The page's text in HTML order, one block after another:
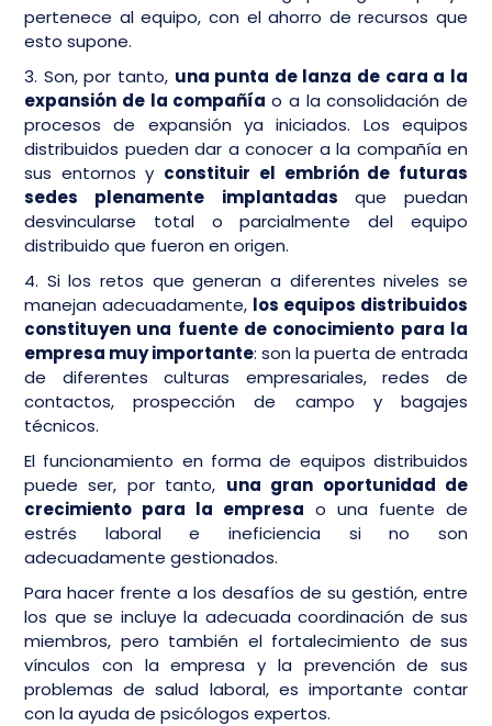
pertenece al equipo, con el ahorro de recursos que
esto supone.
3. Son, por tanto, una punta de lanza de cara a la
expansión de la compañía o a la consolidación de
procesos de expansión ya iniciados. Los equipos
distribuidos pueden dar a conocer a la compañía en
sus entornos y constituir el embrión de futuras
sedes plenamente implantadas que puedan
desvincularse total o parcialmente del equipo
distribuido que fueron en origen.
4. Si los retos que generan a diferentes niveles se
manejan adecuadamente, los equipos distribuidos
constituyen una fuente de conocimiento para la
empresa muy importante: son la puerta de entrada
de diferentes culturas empresariales, redes de
contactos, prospección de campo y bagajes
técnicos.
El funcionamiento en forma de equipos distribuidos
puede ser, por tanto, una gran oportunidad de
crecimiento para la empresa o una fuente de
estrés laboral e ineficiencia si no son
adecuadamente gestionados.
Para hacer frente a los desafíos de su gestión, entre
los que se incluye la adecuada coordinación de sus
miembros, pero también el fortalecimiento de sus
vínculos con la empresa y la prevención de sus
problemas de salud laboral, es importante contar
con la ayuda de psicólogos expertos.